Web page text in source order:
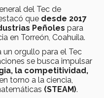
del Tec de
que desde 2017
Peñoles para
en Torreón, Coahuila.
un orgullo para el Tec
se busca impulsar
la competitividad,
torno a la ciencia,
(STEAM).